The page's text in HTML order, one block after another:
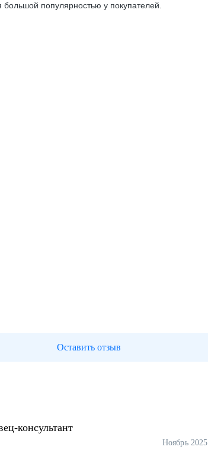
популярностью у покупателей.
Оставить отзыв
консультант
Ноябрь 2025